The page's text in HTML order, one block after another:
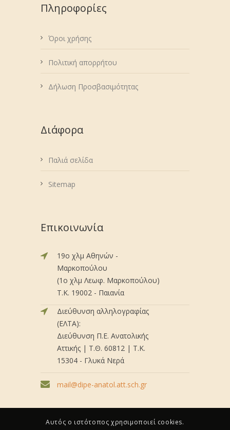
Πληροφορίες
Όροι χρήσης
Πολιτική απορρήτου
Δήλωση Προσβασιμότητας
Διάφορα
Παλιά σελίδα
Sitemap
Επικοινωνία
19ο χλμ Αθηνών -
Μαρκοπούλου
(1ο χλμ Λεωφ. Μαρκοπούλου)
Τ.Κ. 19002 - Παιανία
Διεύθυνση αλληλογραφίας
(ΕΛΤΑ):
Διεύθυνση Π.Ε. Ανατολικής
Αττικής | Τ.Θ. 60812 | Τ.Κ.
15304 - Γλυκά Νερά
mail@dipe-anatol.att.sch.gr
Αυτός ο ιστότοπος χρησιμοποιεί cookies.